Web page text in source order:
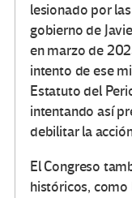
lesionado por
gobierno de
en marzo de
intento de ese
Estatuto del
intentando así
debilitar la
El Congreso
históricos, como